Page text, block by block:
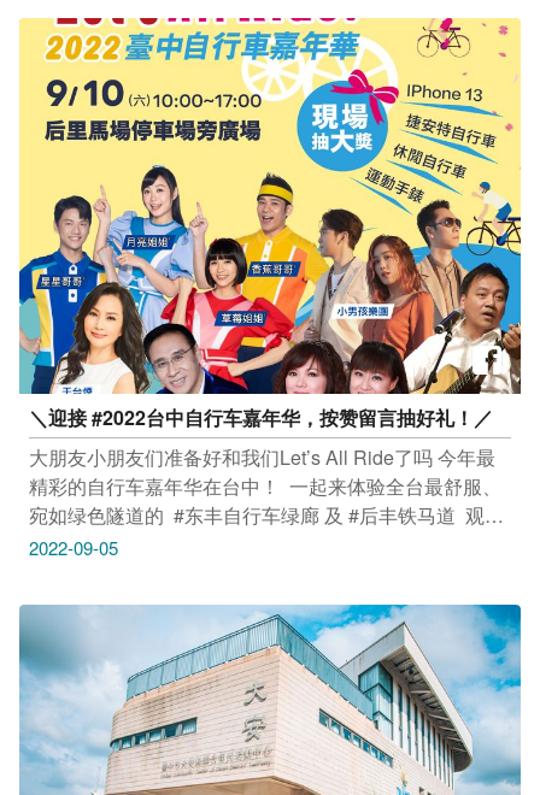
只要Tag@taichungtravels​ 就有机会让你的美照在大玩台
中FB、IG、微博及台中观光旅游网上曝光喔！​ ​
#taichungdiary #travel #igphoto #iseetaiwan #scenery
#Landscape #taichungtravels #discovertaichung #観光
#写真 #旅行 #여행 #풍경 #风景 #旅行 #台中 #台中景点
#大玩台中 #老树公园 #台中西屯 #西屯景点 #公园 #树 #
＼迎接 #2022台中自行车嘉年华，按赞留言抽好礼！／​
大朋友小朋友们准备好和我们Let’s All Ride了吗​ 今年最
精彩的自行车嘉年华在台中！​ ​ 一起来体验全台最舒服、
宛如绿色隧道的 ​ #东丰自行车绿廊 及 #后丰铁马道 ​ 观赏
精彩民歌演出、剧团表演、逛市集，消费还能参加抽奖​ ​ ​
点： #后里马场 停车场旁广场​ ​ 亲子舞台秀​ 最强卡司​ 施
孝荣、南方二重唱、于台烟、王瑞瑜、YOYO台-月亮姊姊
&星星哥哥、香蕉哥哥&草莓姊姊、小男孩乐团、鹿喜、
咖哩玩剧团、菲力魔术亲子表演、单车竞技表演​ ​ 自行车
产业市集-骑货可居【自行车产业区、Push bike体验区、
运动品牌区】​ ​ 现场抽大奖​ IPhone13、捷安特自行车、
休闲自行车、运动手表等多项好礼，快来现场把大奖抱回
2022-09-05